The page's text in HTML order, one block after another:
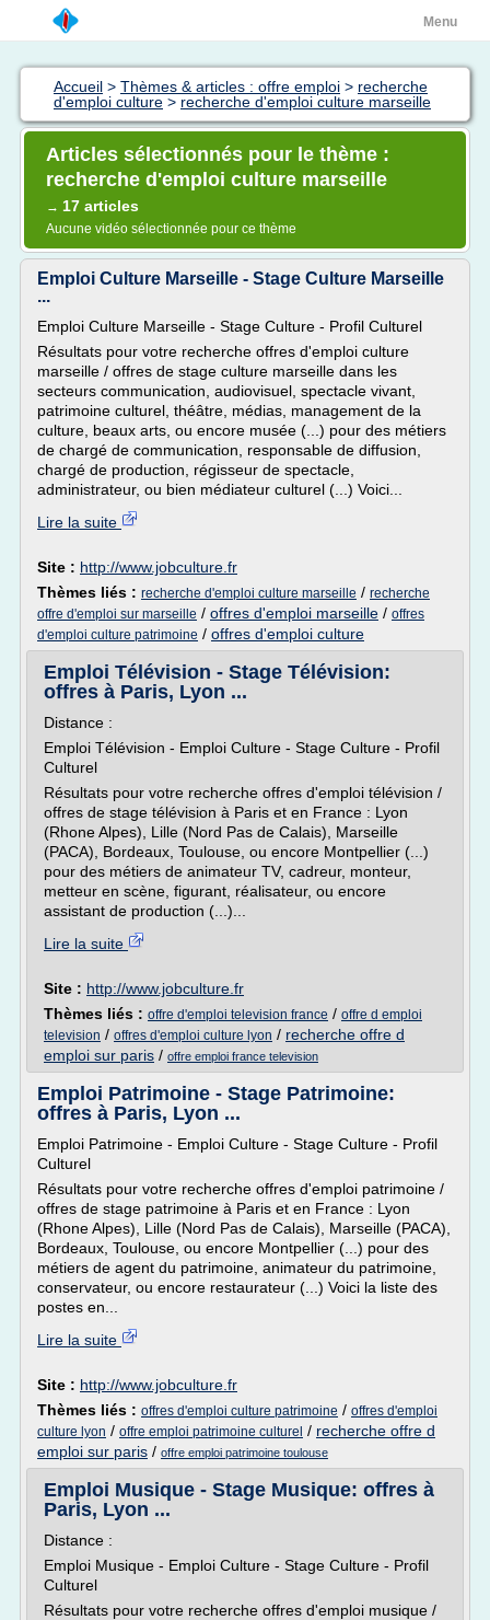
Menu
Accueil > Thèmes & articles : offre emploi > recherche
d'emploi culture > recherche d'emploi culture marseille
Articles sélectionnés pour le thème :
recherche d'emploi culture marseille
→ 17 articles
Aucune vidéo sélectionnée pour ce thème
Emploi Culture Marseille - Stage Culture Marseille
...
Emploi Culture Marseille - Stage Culture - Profil Culturel
Résultats pour votre recherche offres d'emploi culture
marseille / offres de stage culture marseille dans les
secteurs communication, audiovisuel, spectacle vivant,
patrimoine culturel, théâtre, médias, management de la
culture, beaux arts, ou encore musée (...) pour des métiers
de chargé de communication, responsable de diffusion,
chargé de production, régisseur de spectacle,
administrateur, ou bien médiateur culturel (...) Voici...
Lire la suite
Site : http://www.jobculture.fr
Thèmes liés : recherche d'emploi culture marseille / recherche
offre d'emploi sur marseille / offres d'emploi marseille / offres
d'emploi culture patrimoine / offres d'emploi culture
Emploi Télévision - Stage Télévision:
offres à Paris, Lyon ...
Distance :
Emploi Télévision - Emploi Culture - Stage Culture - Profil
Culturel
Résultats pour votre recherche offres d'emploi télévision /
offres de stage télévision à Paris et en France : Lyon
(Rhone Alpes), Lille (Nord Pas de Calais), Marseille
(PACA), Bordeaux, Toulouse, ou encore Montpellier (...)
pour des métiers de animateur TV, cadreur, monteur,
metteur en scène, figurant, réalisateur, ou encore
assistant de production (...)...
Lire la suite
Site : http://www.jobculture.fr
Thèmes liés : offre d'emploi television france / offre d emploi
television / offres d'emploi culture lyon / recherche offre d
emploi sur paris / offre emploi france television
Emploi Patrimoine - Stage Patrimoine:
offres à Paris, Lyon ...
Emploi Patrimoine - Emploi Culture - Stage Culture - Profil
Culturel
Résultats pour votre recherche offres d'emploi patrimoine /
offres de stage patrimoine à Paris et en France : Lyon
(Rhone Alpes), Lille (Nord Pas de Calais), Marseille (PACA),
Bordeaux, Toulouse, ou encore Montpellier (...) pour des
métiers de agent du patrimoine, animateur du patrimoine,
conservateur, ou encore restaurateur (...) Voici la liste des
postes en...
Lire la suite
Site : http://www.jobculture.fr
Thèmes liés : offres d'emploi culture patrimoine / offres d'emploi
culture lyon / offre emploi patrimoine culturel / recherche offre d
emploi sur paris / offre emploi patrimoine toulouse
Emploi Musique - Stage Musique: offres à
Paris, Lyon ...
Distance :
Emploi Musique - Emploi Culture - Stage Culture - Profil
Culturel
Résultats pour votre recherche offres d'emploi musique /